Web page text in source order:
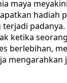
maya
hadiah
ketika
berlebihan,
mengarahkan